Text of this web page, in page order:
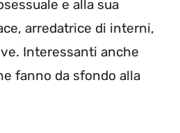
e alla sua
arredatrice di interni,
Interessanti anche
fanno da sfondo alla